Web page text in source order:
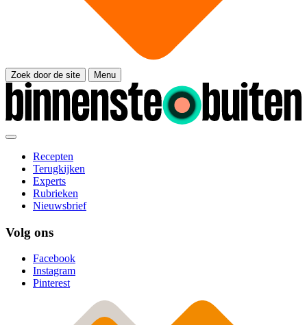
Zoek door de site Menu
Recepten
Terugkijken
Experts
Rubrieken
Nieuwsbrief
Volg ons
Facebook
Instagram
Pinterest